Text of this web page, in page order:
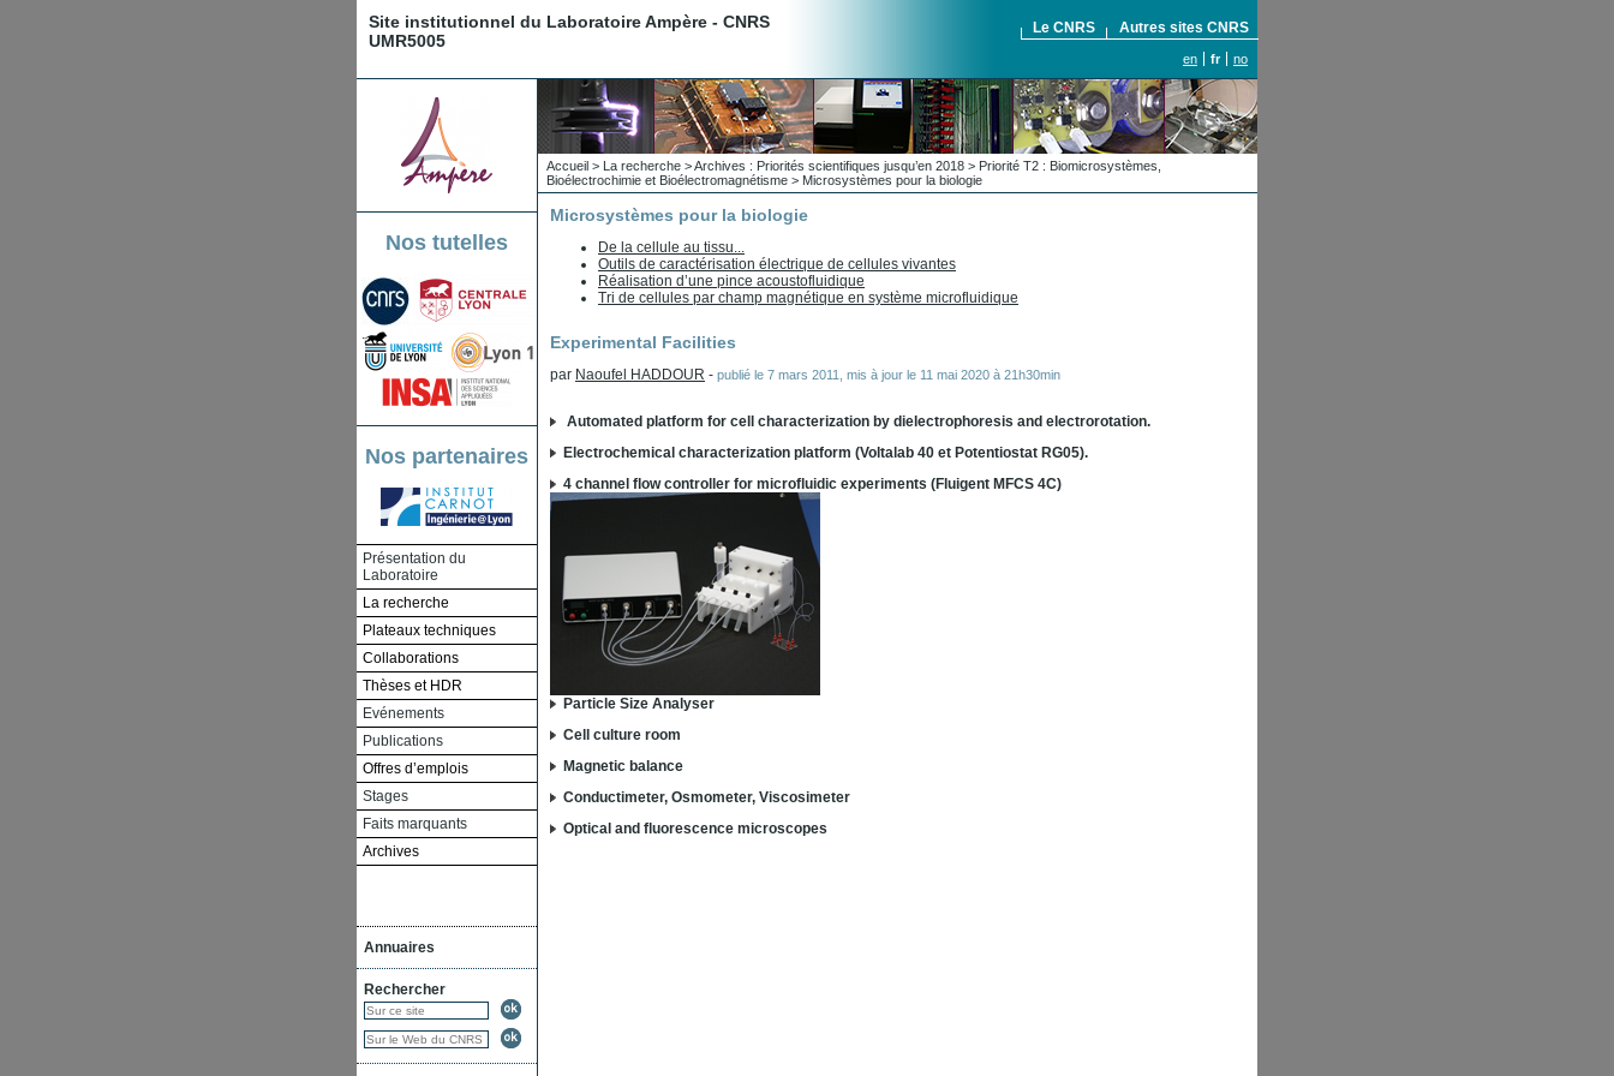
Site institutionnel du Laboratoire Ampère - CNRS
UMR5005
Le CNRS Autres sites CNRS
en fr no
Nos tutelles
Nos partenaires
Présentation du
Laboratoire
La recherche
Plateaux techniques
Collaborations
Thèses et HDR
Evénements
Publications
Offres d’emplois
Stages
Faits marquants
Archives
Annuaires
Rechercher
Accueil > La recherche >Archives : Priorités scientifiques jusqu’en 2018 > Priorité T2 : Biomicrosystèmes,
Bioélectrochimie et Bioélectromagnétisme > Microsystèmes pour la biologie
Microsystèmes pour la biologie
De la cellule au tissu...
Outils de caractérisation électrique de cellules vivantes
Réalisation d’une pince acoustofluidique
Tri de cellules par champ magnétique en système microfluidique
Experimental Facilities
par Naoufel HADDOUR - publié le 7 mars 2011 mis à jour le 11 mai 2020 à 21h30min
Automated platform for cell characterization by dielectrophoresis and electrorotation.
Electrochemical characterization platform (Voltalab 40 et Potentiostat RG05).
4 channel flow controller for microfluidic experiments (Fluigent MFCS 4C)
Particle Size Analyser
Cell culture room
Magnetic balance
Conductimeter, Osmometer, Viscosimeter
Optical and fluorescence microscopes